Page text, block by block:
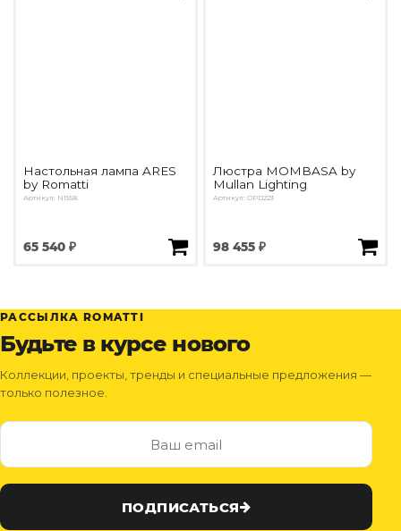
Настольная лампа ARES
by Romatti
Артикул: N1558
65 540 ₽
Люстра MOMBASA by
Mullan Lighting
Артикул: OPD223
98 455 ₽
РАССЫЛКА ROMATTI
Будьте в курсе нового
Коллекции, проекты, тренды и специальные предложения —
только полезное.
ПОДПИСАТЬСЯ